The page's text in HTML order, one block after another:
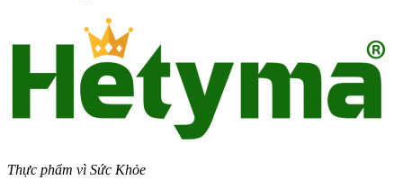
Thực phẩm vì Sức Khỏe